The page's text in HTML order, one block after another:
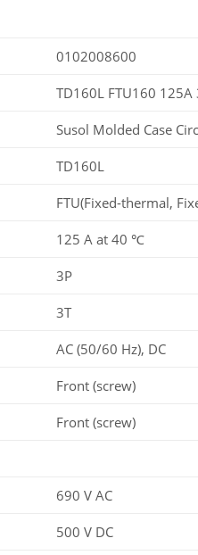
0102008600
TD160L FTU160 125A
Susol Molded Case
TD160L
FTU(Fixed-thermal,
125 A at 40 ℃
3P
3T
AC (50/60 Hz), DC
Front (screw)
Front (screw)
690 V AC
500 V DC